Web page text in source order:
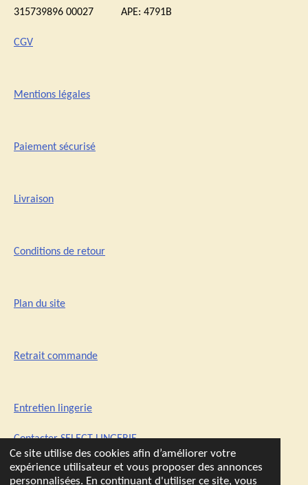
Ce site utilise des cookies afin d’améliorer votre
expérience utilisateur et vous proposer des annonces
personnalisées. En continuant d'utiliser ce site, vous
315739896 00027 APE: 4791B
CGV
Mentions légales
Paiement sécurisé
Livraison
Conditions de retour
Plan du site
Retrait commande
Entretien lingerie
Contacter SELECT-LINGERIE